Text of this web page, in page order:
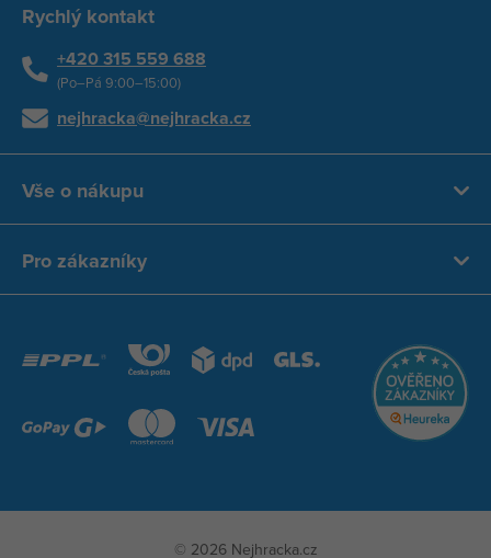
Rychlý kontakt
+420 315 559 688
(Po–Pá 9:00–15:00)
nejhracka@nejhracka.cz
Vše o nákupu
Pro zákazníky
© 2026 Nejhracka.cz